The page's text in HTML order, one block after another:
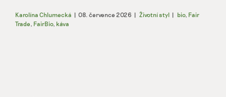
Karolína Chlumecká | 08. července 2026 | Životní styl | bio, Fair
Trade, FairBio, káva